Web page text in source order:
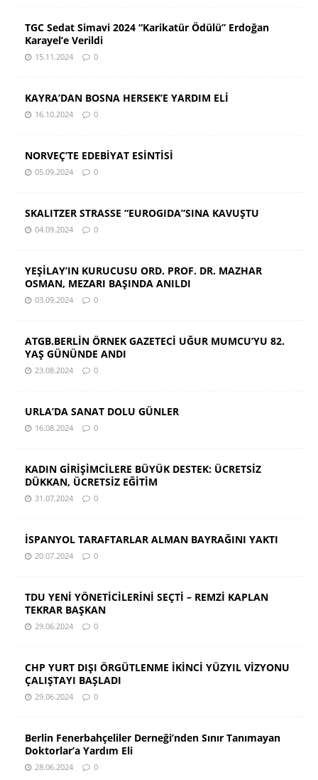
TGC Sedat Simavi 2024 “Karikatür Ödülü” Erdoğan
Karayel’e Verildi
15.11.2024 0
KAYRA’DAN BOSNA HERSEK’E YARDIM ELİ
16.10.2024 0
NORVEÇ’TE EDEBİYAT ESİNTİSİ
05.09.2024 0
SKALITZER STRASSE “EUROGIDA”SINA KAVUŞTU
04.09.2024 0
YEŞİLAY’IN KURUCUSU ORD. PROF. DR. MAZHAR
OSMAN, MEZARI BAŞINDA ANILDI
03.09.2024 0
ATGB.BERLİN ÖRNEK GAZETECİ UĞUR MUMCU’YU 82.
YAŞ GÜNÜNDE ANDI
23.08.2024 0
URLA’DA SANAT DOLU GÜNLER
16.08.2024 0
KADIN GİRİŞİMCİLERE BÜYÜK DESTEK: ÜCRETSİZ
DÜKKAN, ÜCRETSİZ EĞİTİM
31.07.2024 0
İSPANYOL TARAFTARLAR ALMAN BAYRAĞINI YAKTI
20.07.2024 0
TDU YENİ YÖNETİCİLERİNİ SEÇTİ – REMZİ KAPLAN
TEKRAR BAŞKAN
29.06.2024 0
CHP YURT DIŞI ÖRGÜTLENME İKİNCİ YÜZYIL VİZYONU
ÇALIŞTAYI BAŞLADI
29.06.2024 0
Berlin Fenerbahçeliler Derneği’nden Sınır Tanımayan
Doktorlar’a Yardım Eli
28.06.2024 0